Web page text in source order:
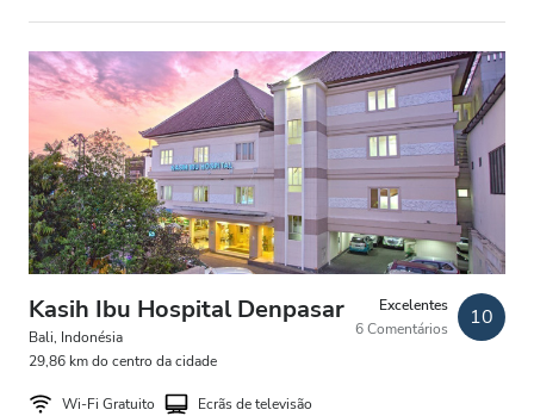
Instalações
Refeições
Wi-Fi Gratuito
Ecrãs de televisão
Estacionamento Grátis
Kasih Ibu Hospital Denpasar
Bali, Indonésia
29,86 km do centro da cidade
Excelentes
6 Comentários
10
Wi-Fi Gratuito Ecrãs de televisão